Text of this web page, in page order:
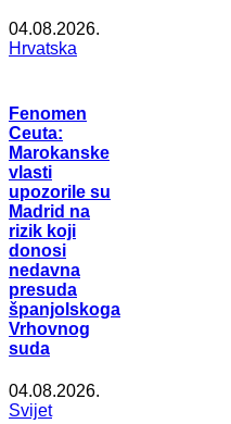
04.08.2026.
Hrvatska
Fenomen
Ceuta:
Marokanske
vlasti
upozorile su
Madrid na
rizik koji
donosi
nedavna
presuda
španjolskoga
Vrhovnog
suda
04.08.2026.
Svijet